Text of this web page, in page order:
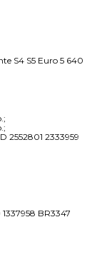
S4 S5 Euro 5 640
2552801 2333959
BR3347